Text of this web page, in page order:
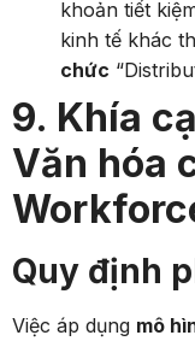
khoản tiết
kinh tế khác
chức
9. Khía
Văn hóa
Quy định
Việc áp dụng mô